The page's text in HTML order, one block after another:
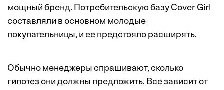
мощный бренд. Потребительскую базу Cover Girl
составляли в основном молодые
покупательницы, и ее предстояло расширять.
Обычно менеджеры спрашивают, сколько
гипотез они должны предложить. Все зависит от